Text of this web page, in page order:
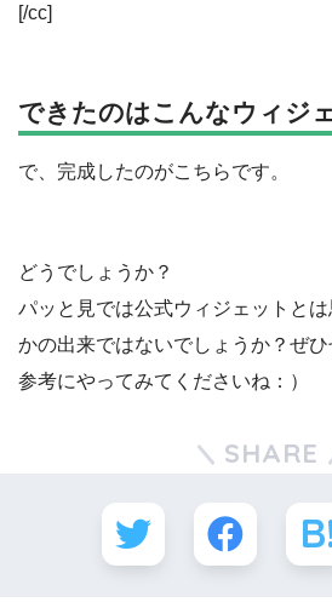
[/cc]
できたのはこんなウィジ
で、完成したのがこちらです。
どうでしょうか？
パッと見では公式ウィジェットと
かの出来ではないでしょうか？ぜ
参考にやってみてくださいね：）
SHARE